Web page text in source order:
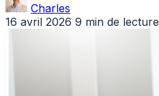
Charles
16 avril 2026 9 min de lecture